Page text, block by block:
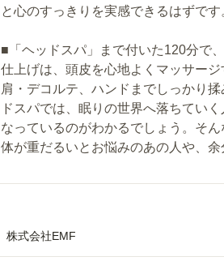
と心のすっきりを実感できるはずです
■「ヘッドスパ」まで付いた120分で
仕上げは、頭皮を心地よくマッサー
肩・デコルテ、ハンドまでしっかり
ドスパでは、眠りの世界へ落ちてい
なっているのがわかるでしょう。そ
体が重だるいとお悩みのあの人や、
株式会社EMF